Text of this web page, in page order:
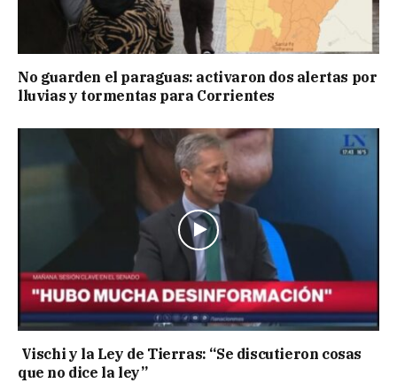
No guarden el paraguas: activaron dos alertas por
lluvias y tormentas para Corrientes
Vischi y la Ley de Tierras: “Se discutieron cosas
que no dice la ley”